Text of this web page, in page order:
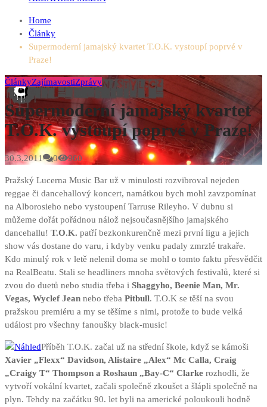
Home
Články
Supermoderní jamajský kvartet T.O.K. vystoupí poprvé v
Praze!
ČlánkyZajímavostiZprávy
Supermoderní jamajský kvartet
T.O.K. vystoupí poprvé v Praze!
30.3.2011 0 960
Pražský Lucerna Music Bar už v minulosti rozvibroval nejeden
reggae či dancehallový koncert, namátkou bych mohl zavzpomínat
na Alborosieho nebo vystoupení Tarruse Rileyho. V dubnu si
můžeme dořát pořádnou nálož nejsoučasnějšího jamajského
dancehallu! T.O.K. patří bezkonkurenčně mezi první ligu a jejich
show vás dostane do varu, i kdyby venku padaly zmrzlé trakaře.
Kdo minulý rok v letě nelenil doma se mohl o tomto faktu přesvědčit
na RealBeatu. Stali se headliners mnoha světových festivalů, které si
zvou do duetů nebo studia třeba i Shaggyho, Beenie Man, Mr.
Vegas, Wyclef Jean nebo třeba Pitbull. T.O.K se těší na svou
pražskou premiéru a my se těšíme s nimi, protože to bude velká
událost pro všechny fanoušky black-music!
Příběh T.O.K. začal už na střední škole, když se kámoši
Xavier „Flexx“ Davidson, Alistaire „Alex“ Mc Calla, Craig
„Craigy T“ Thompson a Roshaun „Bay-C“ Clarke rozhodli, že
vytvoří vokální kvartet, začali společně zkoušet a šlápli společně na
plyn. Tehdy na začátku 90. let byli na americké poloukouli hodně